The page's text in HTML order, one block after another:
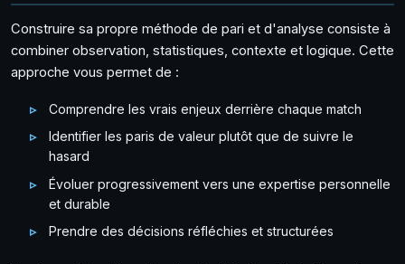
Construire sa propre méthode de pari et d'analyse consiste à
combiner observation, statistiques, contexte et logique. Cette
approche vous permet de :
Comprendre les vrais enjeux derrière chaque match
Identifier les paris de valeur plutôt que de suivre le
hasard
Évoluer progressivement vers une expertise personnelle
et durable
Prendre des décisions réfléchies et structurées